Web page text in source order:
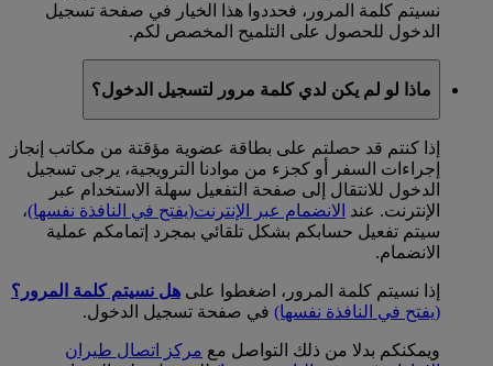
نسيتم كلمة المرور، فحددوا هذا الخيار في صفحة تسجيل
الدخول للحصول على التلميح المخصص لكم.
ماذا لو لم يكن لدي كلمة مرور لتسجيل الدخول؟
إذا كنتم قد حصلتم على بطاقة عضوية مؤقتة من مكاتب إنجاز
إجراءات السفر أو كجزء من موادنا الترويجية، يرجى تسجيل
الدخول للانتقال إلى صفحة التفعيل سهلة الاستخدام عبر
الإنترنت. عند الانضمام عبر الإنترنت(يفتح في النافذة نفسها)،
سيتم تفعيل حسابكم بشكل تلقائي بمجرد إتمامكم عملية
الانضمام.
إذا نسيتم كلمة المرور، اضغطوا على هل نسيتم كلمة المرور؟
(يفتح في النافذة نفسها) في صفحة تسجيل الدخول.
ويمكنكم بدلا من ذلك التواصل مع مركز اتصال طيران